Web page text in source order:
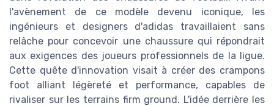
l'avènement de ce modèle devenu iconique, les
ingénieurs et designers d'adidas travaillaient sans
relâche pour concevoir une chaussure qui répondrait
aux exigences des joueurs professionnels de la ligue.
Cette quête d'innovation visait à créer des crampons
foot alliant légèreté et performance, capables de
rivaliser sur les terrains firm ground. L'idée derrière les